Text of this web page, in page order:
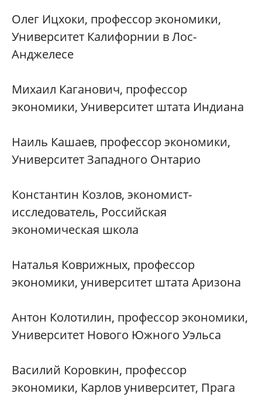
Олег Ицхоки, профессор экономики,
Университет Калифорнии в Лос-
Анджелесе
Михаил Каганович, профессор
экономики, Университет штата Индиана
Наиль Кашаев, профессор экономики,
Университет Западного Онтарио
Константин Козлов, экономист-
исследователь, Российская
экономическая школа
Наталья Коврижных, профессор
экономики, университет штата Аризона
Антон Колотилин, профессор экономики,
Университет Нового Южного Уэльса
Василий Коровкин, профессор
экономики, Карлов университет, Прага